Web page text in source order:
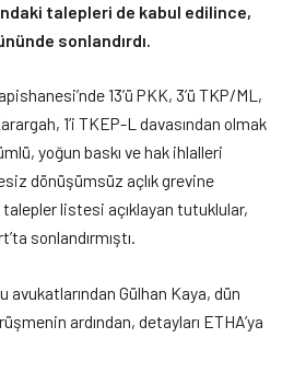
talepleri de kabul edilince,
sonlandırdı.
13’ü PKK, 3’ü TKP/ML,
1’i TKEP-L davasından olmak
yoğun baskı ve hak ihlalleri
dönüşümsüz açlık grevine
talepler listesi açıklayan tutuklular,
sonlandırmıştı.
avukatlarından Gülhan Kaya, dün
ardından, detayları ETHA’ya